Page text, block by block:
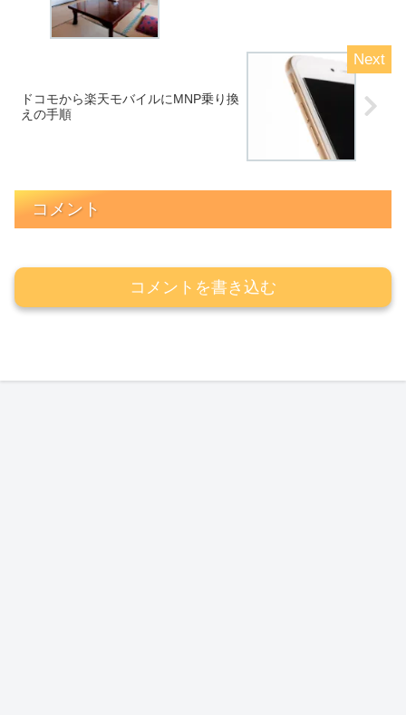
ドコモから楽天モバイルにMNP乗り換
えの手順
コメント
コメントを書き込む